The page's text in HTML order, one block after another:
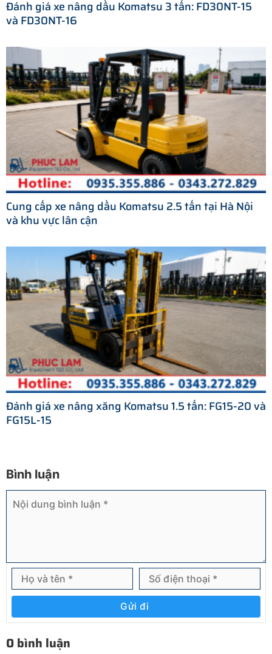
Đánh giá xe nâng dầu Komatsu 3 tấn: FD30NT-15
và FD30NT-16
Cung cấp xe nâng dầu Komatsu 2.5 tấn tại Hà Nội
và khu vực lân cận
Đánh giá xe nâng xăng Komatsu 1.5 tấn: FG15-20 và
FG15L-15
Bình luận
Gửi đi
0 bình luận